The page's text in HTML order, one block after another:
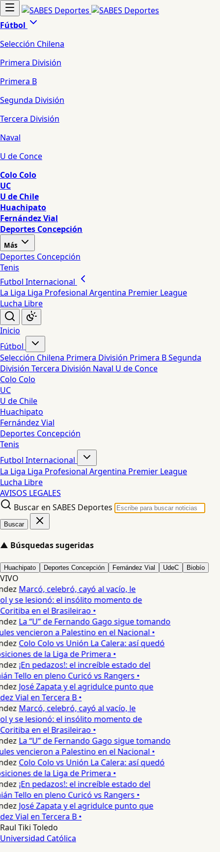
Fútbol
Selección Chilena
Primera División
Primera B
Segunda División
Tercera División
Naval
U de Conce
Colo Colo
UC
U de Chile
Huachipato
Fernández Vial
Deportes Concepción
Más
Deportes Concepción
Tenis
Futbol Internacional
La Liga Liga Profesional Argentina Premier League
Lucha Libre
Inicio
Fútbol
Selección Chilena Primera División Primera BSegunda
División Tercera División Naval U de Conce
Colo Colo
UC
U de Chile
Huachipato
Fernández Vial
Deportes Concepción
Tenis
Futbol Internacional
La Liga Liga Profesional Argentina Premier League
Lucha Libre
AVISOS LEGALES
Buscar en SABES Deportes
Buscar
▲ Búsquedas sugeridas
Huachipato Deportes Concepción Fernández Vial UdeC Biobío
VIVO
Marcó, celebró, cayó al vacío, le
y se lesionó: el insólito momento de
en el Brasileirao •
La “U” de Fernando Gago sigue tomando
vencieron a Palestino en el Nacional •
Colo Colo vs Unión La Calera: así quedó
de la Liga de Primera •
¡En pedazos!: el increíble estado del
Tello en pleno Curicó vs Rangers •
José Zapata y el agridulce punto que
Vial en Tercera B •
Marcó, celebró, cayó al vacío, le
y se lesionó: el insólito momento de
en el Brasileirao •
La “U” de Fernando Gago sigue tomando
vencieron a Palestino en el Nacional •
Colo Colo vs Unión La Calera: así quedó
de la Liga de Primera •
¡En pedazos!: el increíble estado del
Tello en pleno Curicó vs Rangers •
José Zapata y el agridulce punto que
Vial en Tercera B •
Raul Tiki Toledo
Universidad Católica